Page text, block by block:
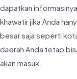
dapatkan
khawatir jika Anda
besar saja seperti
daerah Anda tetap
akan masuk.